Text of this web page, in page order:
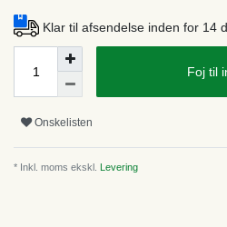
Klar til afsendelse inden for 14
Foj til
Onskelisten
* Inkl. moms ekskl. Levering